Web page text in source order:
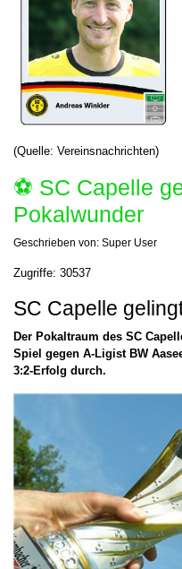
(Quelle: Vereinsnachrichten)
⚽️ SC Capelle
Pokalwunder
Geschrieben von: Super User
Zugriffe: 30537
SC Capelle
Der Pokaltraum des SC
Spiel gegen A-Ligist BW
3:2-Erfolg durch.